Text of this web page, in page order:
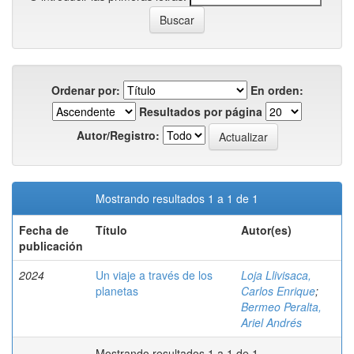
Ordenar por:
En orden:
Resultados por página
Autor/Registro:
Mostrando resultados 1 a 1 de 1
Fecha de
publicación
Título Autor(es)
2024
Un viaje a través de los
planetas
Loja Llivisaca,
Carlos Enrique;
Bermeo Peralta,
Ariel Andrés